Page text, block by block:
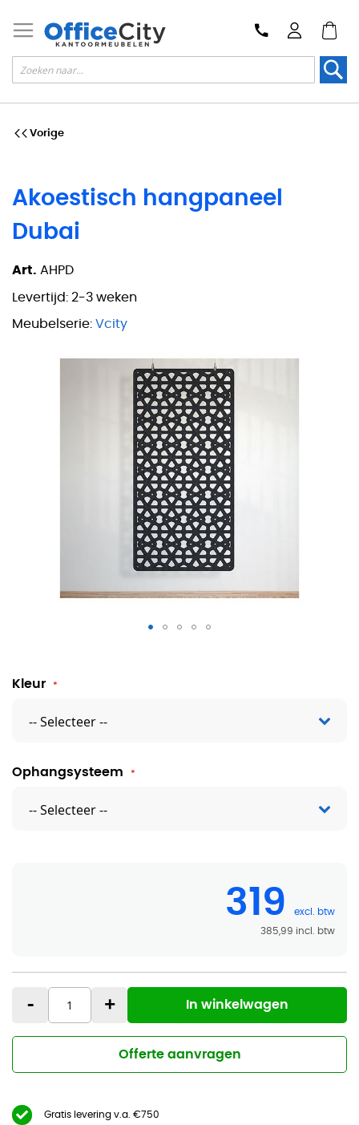
Akoestisch hangpaneel
Dubai
Art. AHPD
Levertijd: 2-3 weken
Meubelserie: Vcity
Akoestisch hangpaneel Dubai
Kleur
Ophangsysteem
319
385,99
- + In winkelwagen
Offerte aanvragen
Gratis levering v.a. €750
Vorige